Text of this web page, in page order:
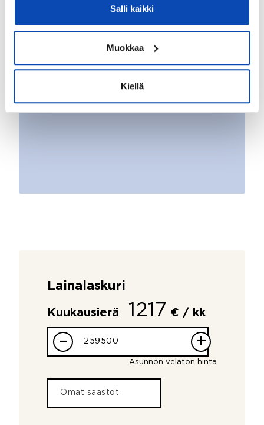
Salli kaikki
Muokkaa
Kiellä
Lainalaskuri
Kuukausierä 1217 € / kk
– +
Asunnon velaton hinta